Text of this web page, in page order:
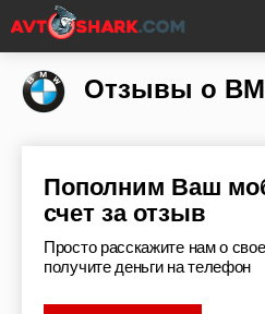
Главная Отзывы
Отзывы о
Пополним Ваш
счет за отзыв
Просто расскажите нам о
получите деньги на телефон